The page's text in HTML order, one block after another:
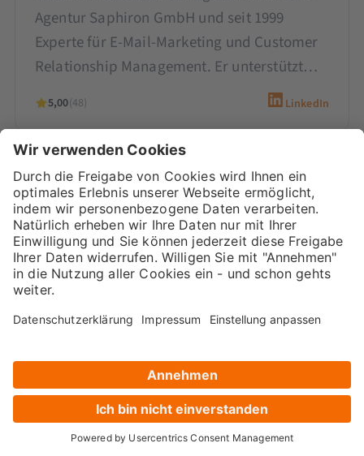
Agentur Saphiron GmbH und seit 1999
Experte für E-Mail-Marketing und Customer
Relationship Management. Er unterstützt…
5,00(48) LinkedIn
Sarah-Yasmin Hennessen
Digital Marketing Beraterin &
Inhaberin
Sarah-Yasmin Hennessen ist Expertin für
Content-Marketing, digitales Recruiting und
den Einsatz von KI. Als Beraterin bei
maßgeschneiderte…